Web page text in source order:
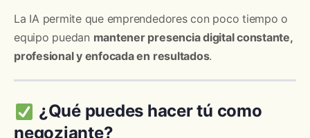
La IA permite que emprendedores con poco tiempo o
equipo puedan mantener presencia digital constante,
profesional y enfocada en resultados.
¿Qué puedes hacer tú como
negoziante?